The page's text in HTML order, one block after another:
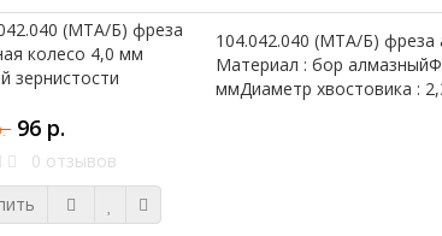
104.042.040 (МТА/Б) фреза
Материал : бор
ммДиаметр хвостовика :
96 р.
0 отзывов